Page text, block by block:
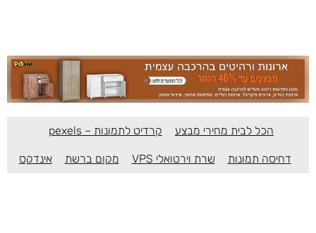
הכל לבית מחירי מבצע קרדיט לתמונות – pexels
דחיסה תמונות שרת וירטואלי VPS מקום ברשת אינדקס